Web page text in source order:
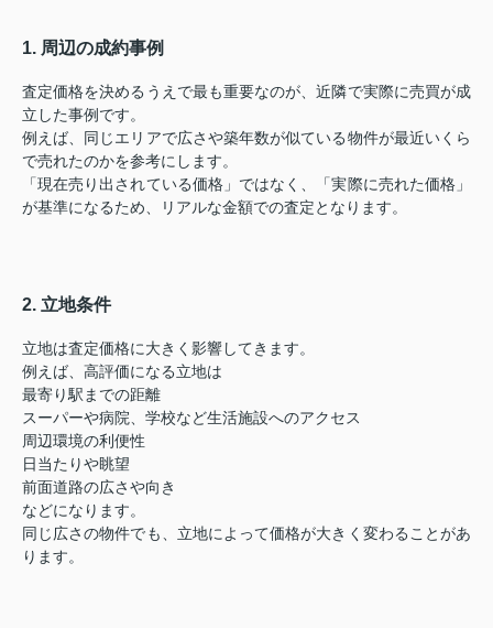
1. 周辺の成約事例
査定価格を決めるうえで最も重要なのが、近隣で実際に売買が成
立した事例です。
例えば、同じエリアで広さや築年数が似ている物件が最近いくら
で売れたのかを参考にします。
「現在売り出されている価格」ではなく、「実際に売れた価格」
が基準になるため、リアルな金額での査定となります。
2. 立地条件
立地は査定価格に大きく影響してきます。
例えば、高評価になる立地は
最寄り駅までの距離
スーパーや病院、学校など生活施設へのアクセス
周辺環境の利便性
日当たりや眺望
前面道路の広さや向き
などになります。
同じ広さの物件でも、立地によって価格が大きく変わることがあ
ります。